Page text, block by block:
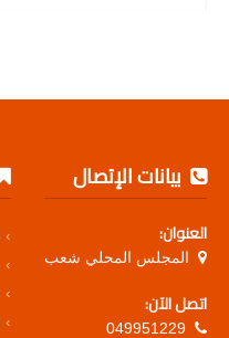
بيانات الإتصال
العنوان:
المجلس المحلي شعب
اتصل الآن:
049951229